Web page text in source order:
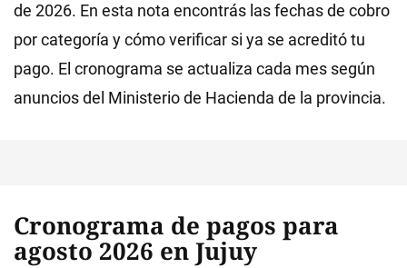
de 2026. En esta nota encontrás las fechas de cobro
por categoría y cómo verificar si ya se acreditó tu
pago. El cronograma se actualiza cada mes según
anuncios del Ministerio de Hacienda de la provincia.
Cronograma de pagos para
agosto 2026 en Jujuy